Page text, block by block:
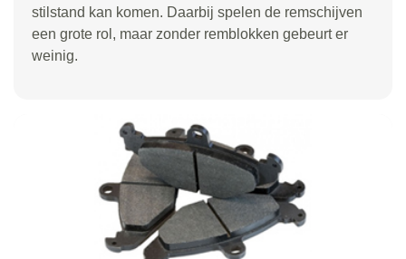
stilstand kan komen. Daarbij spelen de remschijven
een grote rol, maar zonder remblokken gebeurt er
weinig.